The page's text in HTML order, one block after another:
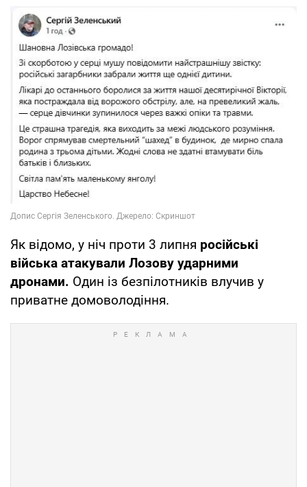
Як відомо, у ніч проти 3 липня російські
війська атакували Лозову ударними
дронами. Один із безпілотників влучив у
приватне домоволодіння.